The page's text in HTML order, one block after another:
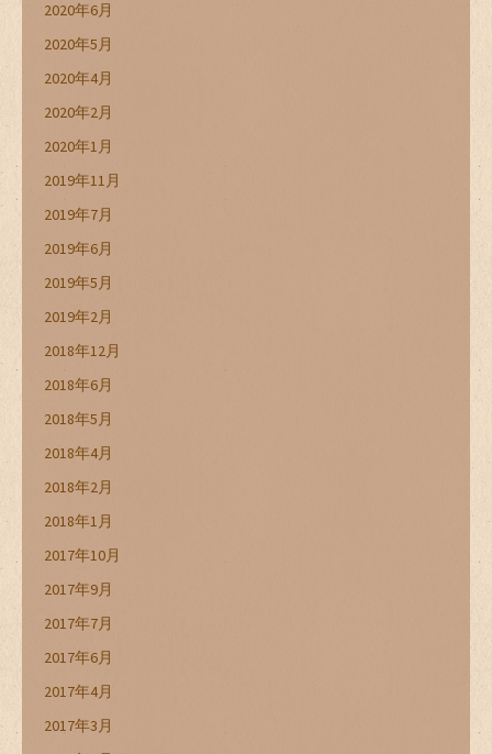
2020年6月
2020年5月
2020年4月
2020年2月
2020年1月
2019年11月
2019年7月
2019年6月
2019年5月
2019年2月
2018年12月
2018年6月
2018年5月
2018年4月
2018年2月
2018年1月
2017年10月
2017年9月
2017年7月
2017年6月
2017年4月
2017年3月